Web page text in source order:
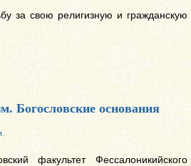
за свою религизную и гражданскую
Богословские основания
факультет Фессалоникийского